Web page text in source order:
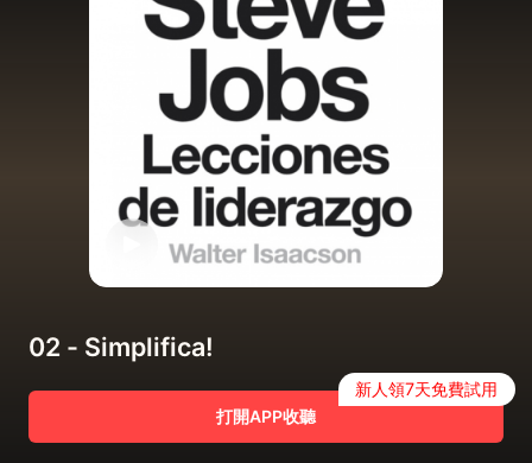
02 - Simplifica!
打開APP收聽
新人領7天免費試用